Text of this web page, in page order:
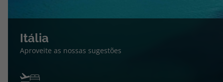
Itália
Aproveite as nossas sugestões